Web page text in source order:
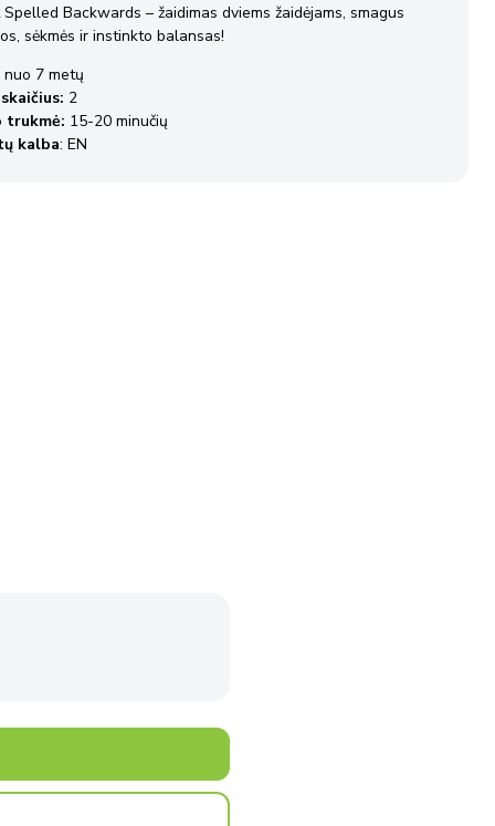
siunta
per 2–3 darbo dienas nuo užsakymo
Backwards – žaidimas dviems žaidėjams, smagus
sėkmės ir instinkto balansas!
nuo 7 metų
2
trukmė: 15-20 minučių
kalba: EN